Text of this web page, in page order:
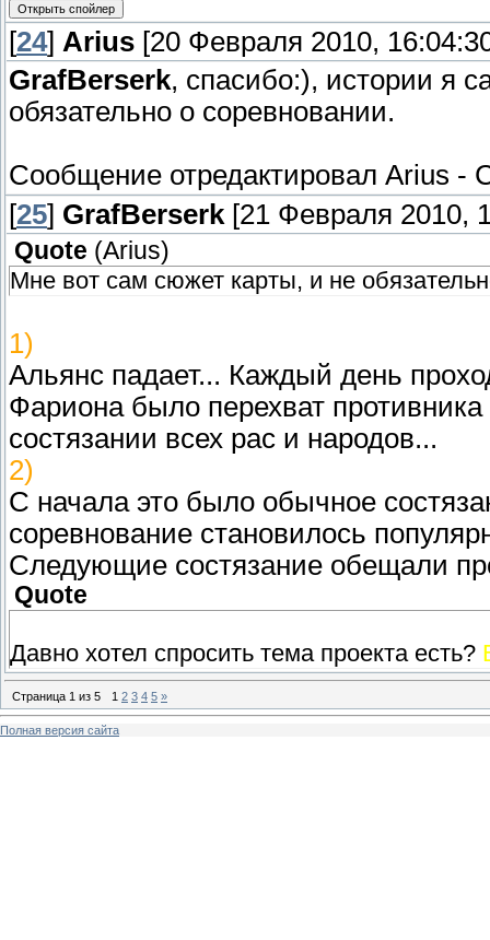
[24] Arius [20 Февраля 2010,
GrafBerserk, спасибо:), истории я
обязательно о соревновании.
Сообщение отредактировал Arius -
[25] GrafBerserk [21 Февраля 2010,
Quote (Arius)
Мне вот сам сюжет карты, и не
1)
Альянс падает... Каждый день
Фариона было перехват
состязании всех рас и народов...
2)
С начала это было обычное
соревнование становилось
Следующие состязание обещали
Quote
Давно хотел спросить тема проекта есть?
Страница 1 из 5 1 2 3 4 5 »
Полная версия сайта